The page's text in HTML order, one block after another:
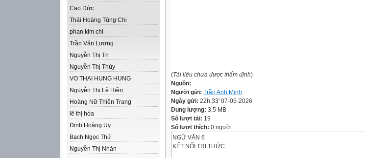
Cao Đức
Thái Hoàng Tùng Chi
phan kim chi
Trần Văn Lương
Nguyễn Thị Tn
Nguyễn Thị Thúy
VO THAI HUNG HUNG
Nguyễn Thị Lệ Hiền
Hoàng Nữ Thiên Trang
lê thị hòa
Đinh Hoàng Uy
Bạch Ngọc Thứ
Nguyễn Thị Nhàn
(Tài liệu chưa được thẩm định)
Nguồn:
Người gửi: Trần Anh Minh
Ngày gửi: 22h:33' 07-05-2026
Dung lượng: 3.5 MB
Số lượt tải: 19
Số lượt thích: 0 người
NGỮ VĂN 6
KẾT NỐI TRI THỨC